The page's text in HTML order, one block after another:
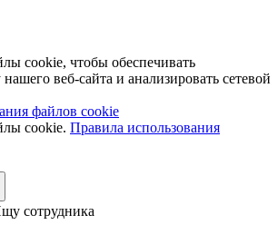
cookie, чтобы обеспечивать
веб-сайта и анализировать сетевой
файлов cookie
cookie. Правила использования
сотрудника